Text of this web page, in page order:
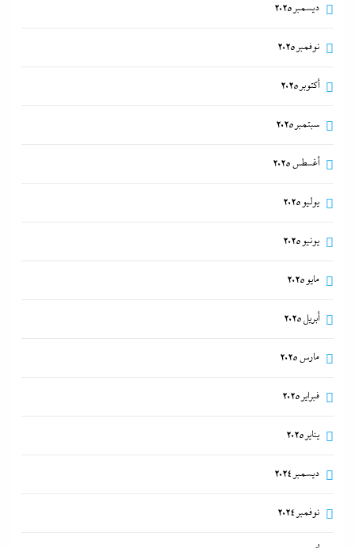
للتعاون بين مصر والصين
8 أغسطس، 2026
ديسمبر 2025
نوفمبر 2025
أكتوبر 2025
سبتمبر 2025
أغسطس 2025
يوليو 2025
يونيو 2025
مايو 2025
أبريل 2025
مارس 2025
فبراير 2025
يناير 2025
ديسمبر 2024
نوفمبر 2024